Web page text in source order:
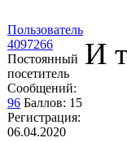
Пользователь
4097266
Постоянный
посетитель
Сообщений:
96 Баллов: 15
Регистрация:
06.04.2020
И